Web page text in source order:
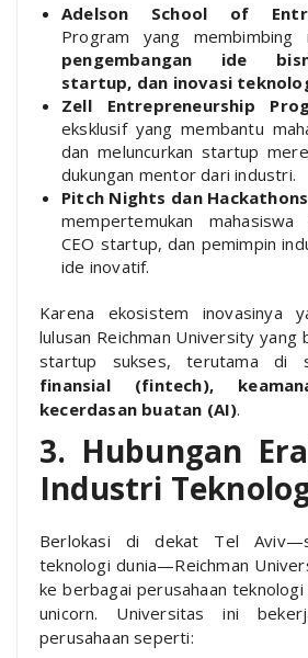
Adelson School of
Program yang membimbing
pengembangan ide
startup, dan inovasi
Zell Entrepreneurship
eksklusif yang membantu
dan meluncurkan startup
dukungan mentor dari industri.
Pitch Nights dan Hackathons
mempertemukan
CEO startup, dan pemimpin
ide inovatif.
Karena ekosistem inovasinya
lulusan Reichman University yang
startup sukses, terutama di
finansial (fintech),
kecerdasan buatan (AI).
3. Hubungan
Industri
Berlokasi di dekat Tel
teknologi dunia—Reichman
ke berbagai perusahaan
unicorn. Universitas ini
perusahaan seperti: